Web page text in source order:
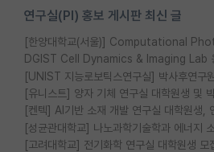
연구실(PI) 홍보 게시판 최신 글
[유니스트] 양자 기체 연구실 대학원생 및
[켄텍] AI기반 소재 개발 연구실 대학원생,
[고려대학교] 전기화학 연구실 대학원생